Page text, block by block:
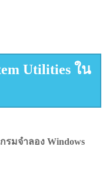
Utilities ใน
รมจำลอง Windows